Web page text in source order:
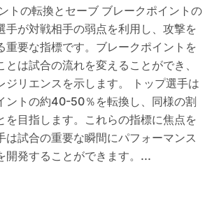
トの転換とセーブ ブレークポイントの
手が対戦相手の弱点を利用し、攻撃を
重要な指標です。ブレークポイントを
とは試合の流れを変えることができ、
ジリエンスを示します。 トップ選手は
ントの約40-50％を転換し、同様の割
を目指します。これらの指標に焦点を
は試合の重要な瞬間にパフォーマンス
開発することができます。...